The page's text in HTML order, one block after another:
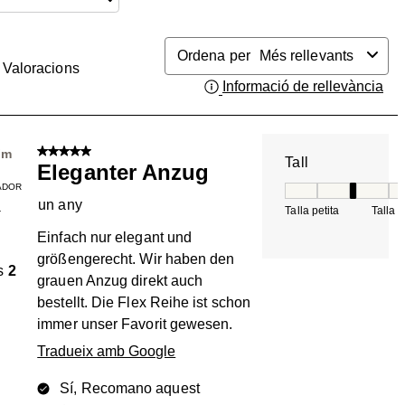
Valoracions
Ordena per
Més rellevants
Informació de rellevància
2
5 de 5 estrelles.
Eleganter Anzug
un any
Einfach nur elegant und
größengerecht. Wir haben den
grauen Anzug direkt auch
bestellt. Die Flex Reihe ist schon
immer unser Favorit gewesen.
Tradueix amb Google
Sí, Recomano aquest
Tall
Talla petita Talla